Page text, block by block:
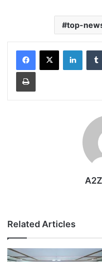
top-
Print
Related Articles